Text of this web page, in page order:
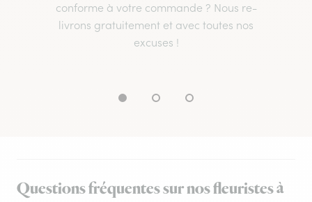
conforme à votre commande ? Nous re-
livrons gratuitement et avec toutes nos
excuses !
Questions fréquentes sur nos fleuristes à